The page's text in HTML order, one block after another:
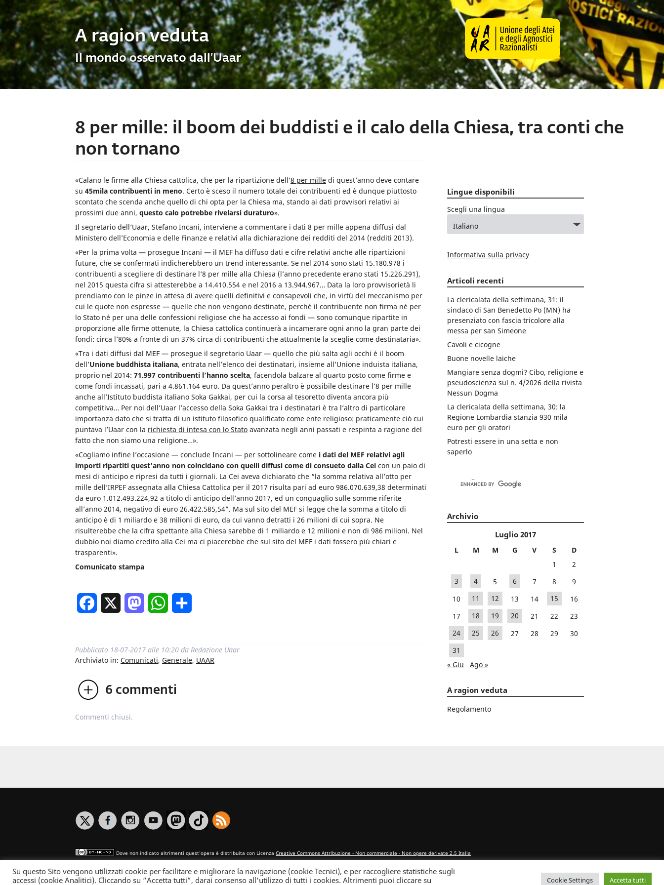
A ragion veduta
Il mondo osservato dall’Uaar
8 per mille: il boom dei buddisti e il calo della Chiesa, tra conti che
non tornano
«Calano le firme alla Chiesa cattolica, che per la ripartizione dell’8 per mille di quest’anno deve contare
su 45mila contribuenti in meno. Certo è sceso il numero totale dei contribuenti ed è dunque piuttosto
scontato che scenda anche quello di chi opta per la Chiesa ma, stando ai dati provvisori relativi ai
prossimi due anni, questo calo potrebbe rivelarsi duraturo».
Il segretario dell’Uaar, Stefano Incani, interviene a commentare i dati 8 per mille appena diffusi dal
Ministero dell’Economia e delle Finanze e relativi alla dichiarazione dei redditi del 2014 (redditi 2013).
«Per la prima volta — prosegue Incani — il MEF ha diffuso dati e cifre relativi anche alle ripartizioni
future, che se confermati indicherebbero un trend interessante. Se nel 2014 sono stati 15.180.978 i
contribuenti a scegliere di destinare l’8 per mille alla Chiesa (l’anno precedente erano stati 15.226.291),
nel 2015 questa cifra si attesterebbe a 14.410.554 e nel 2016 a 13.944.967… Data la loro provvisorietà li
prendiamo con le pinze in attesa di avere quelli definitivi e consapevoli che, in virtù del meccanismo per
cui le quote non espresse — quelle che non vengono destinate, perché il contribuente non firma né per
lo Stato né per una delle confessioni religiose che ha accesso ai fondi — sono comunque ripartite in
proporzione alle firme ottenute, la Chiesa cattolica continuerà a incamerare ogni anno la gran parte dei
fondi: circa l’80% a fronte di un 37% circa di contribuenti che attualmente la sceglie come destinataria».
«Tra i dati diffusi dal MEF — prosegue il segretario Uaar — quello che più salta agli occhi è il boom
dell’Unione buddhista italiana, entrata nell’elenco dei destinatari, insieme all’Unione induista italiana,
proprio nel 2014: 71.997 contribuenti l’hanno scelta, facendola balzare al quarto posto come firme e
come fondi incassati, pari a 4.861.164 euro. Da quest’anno peraltro è possibile destinare l’8 per mille
anche all’Istituto buddista italiano Soka Gakkai, per cui la corsa al tesoretto diventa ancora più
competitiva… Per noi dell’Uaar l’accesso della Soka Gakkai tra i destinatari è tra l’altro di particolare
importanza dato che si tratta di un istituto filosofico qualificato come ente religioso: praticamente ciò cui
puntava l’Uaar con la richiesta di intesa con lo Stato avanzata negli anni passati e respinta a ragione del
fatto che non siamo una religione…».
«Cogliamo infine l’occasione — conclude Incani — per sottolineare come i dati del MEF relativi agli
importi ripartiti quest’anno non coincidano con quelli diffusi come di consueto dalla Cei con un paio di
mesi di anticipo e ripresi da tutti i giornali. La Cei aveva dichiarato che “la somma relativa all’otto per
mille dell’IRPEF assegnata alla Chiesa Cattolica per il 2017 risulta pari ad euro 986.070.639,38 determinati
da euro 1.012.493.224,92 a titolo di anticipo dell’anno 2017, ed un conguaglio sulle somme riferite
all’anno 2014, negativo di euro 26.422.585,54”. Ma sul sito del MEF si legge che la somma a titolo di
anticipo è di 1 miliardo e 38 milioni di euro, da cui vanno detratti i 26 milioni di cui sopra. Ne
risulterebbe che la cifra spettante alla Chiesa sarebbe di 1 miliardo e 12 milioni e non di 986 milioni. Nel
dubbio noi diamo credito alla Cei ma ci piacerebbe che sul sito del MEF i dati fossero più chiari e
trasparenti».
Comunicato stampa
Facebook MastodonWhatsApp
Pubblicato 18-07-2017 alle 10:20 da Redazione Uaar
Archiviato in: Comunicati, Generale, UAAR
6 commenti
Commenti chiusi.
Lingue disponibili
Scegli una lingua
Informativa sulla privacy
Articoli recenti
La clericalata della settimana, 31: il
sindaco di San Benedetto Po (MN) ha
presenziato con fascia tricolore alla
messa per san Simeone
Cavoli e cicogne
Buone novelle laiche
Mangiare senza dogmi? Cibo, religione e
pseudoscienza sul n. 4/2026 della rivista
Nessun Dogma
La clericalata della settimana, 30: la
Regione Lombardia stanzia 930 mila
euro per gli oratori
Potresti essere in una setta e non
saperlo
Archivio
Luglio 2017
L M M G V S
D
1
2
3
4 5 6 7 8
9
10
11 12 13 14 15
16
17
18 19 20 21 22
23
24
25 26 27 28 29
30
31
« Giu
Ago »
A ragion veduta
Regolamento
Dove non indicato altrimenti quest’opera è distribuita con Licenza Creative Commons Attribuzione - Non commerciale - Non opere derivate 2.5 Italia
Informativa sulla privacy
Su questo Sito vengono utilizzati cookie per facilitare e migliorare la navigazione (cookie Tecnici), e per raccogliere statistiche sugli
accessi (cookie Analitici). Cliccando su “Accetta tutti”, darai consenso all'utilizzo di tutti i cookies. Altrimenti puoi cliccare su
Cookie Settings Accetta tutti